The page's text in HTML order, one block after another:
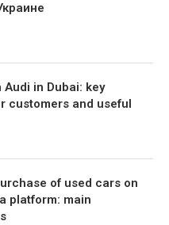
Audi in Dubai: key
customers and useful
of used cars on
platform: main